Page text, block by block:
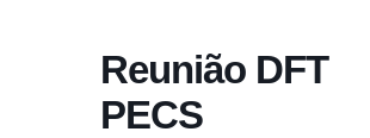
Reunião DFT
PECS